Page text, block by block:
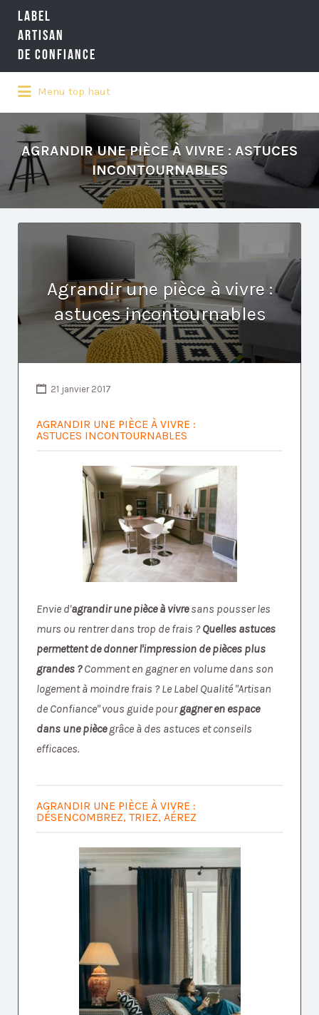
LABEL
ARTISAN
DE CONFIANCE
LA RÉFÉRENCE QUALITÉ NATIONALE
DE L'ARTISANAT
Rechercher:
Menu top haut
AGRANDIR UNE PIÈCE À VIVRE : ASTUCES
INCONTOURNABLES
Agrandir une pièce à vivre :
astuces incontournables
21 janvier 2017
AGRANDIR UNE PIÈCE À VIVRE :
ASTUCES INCONTOURNABLES
Envie d'agrandir une pièce à vivresans pousser les
murs ou rentrer dans trop de frais ?Quelles astuces
permettent de donner l'impression de pièces plus
grandes ?Comment en gagner en volume dans son
logement à moindre frais ? Le Label Qualité "Artisan
de Confiance" vous guide pourgagner en espace
dans une piècegrâce à des astuces et conseils
efficaces.
AGRANDIR UNE PIÈCE À VIVRE :
DÉSENCOMBREZ, TRIEZ, AÉREZ